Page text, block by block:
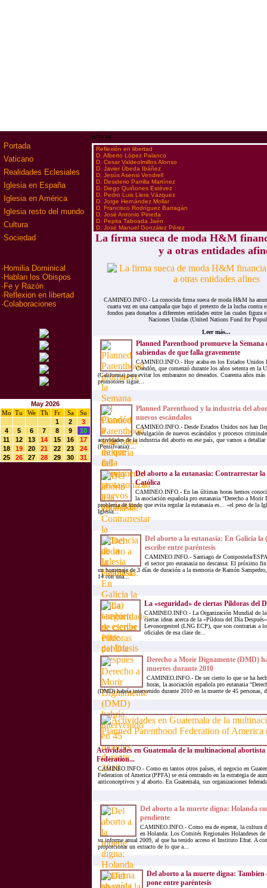
Portada
Vaticano
Realidades Eclesiales
Iglesia en España
Iglesia en América
Iglesia resto del mundo
Cultura
Sociedad
· Homilia Dominical
· Hablan los Obispos
· Fe y Razón
· Reflexion en libertad
·Colaboraciones
May 2026
Mo
Tu We Th Fr Sa
Su
1
2
3
4
5 6 7 8 9
10
11
12 13 14 15 16
17
18
19 20 21 22 23
24
25
26 27 28 29 30 31
www
·Reflexión en libertad
·D. Alberto López Palanco
·D. Cesar Valdeolmillos Alonso
·D. Javier Úbeda Ibáñez
·D. Jesús Asensi Vendrell
·D. Desiderio Parrilla Martínez
·D. Diego Quiñones Estévez
·D. Pedro Luis Llera Vázquez
·D. Jorge Hernández Mollar
·D. Francisco Rodríguez Barragán
·D. José Antonio Pineda
·D. Pepita Taboada Jaén
·D. José Manuel González Pérez
La firma sueca de moda H&M
y a otras entidades
CAMINEO.INFO.- La conocida firma sueca de moda H&M ha
cuarta vez en una campaña que bajo el pretexto de la lucha contra
fondos para donarlos a diferentes entidades entre las cuales figura
Naciones Unidas (United Nations Fund for
Leer más...
Planned Parenthood promueve la Semana
sabiendas de que falla gravemente
CAMINEO.INFO.- Hoy acaba en los Estados Unidos
Condón, que comenzó durante los años setenta en la
(California) para evitar los embarazos no deseados. Cuarenta años
promotores sigue...
Planned Parenthood y la industria del
nuevos escándalos
CAMINEO.INFO.- Desde Estados Unidos nos han
divulgación de nuevos escándalos y procesos
actividades de la industria del aborto en ese país, que vamos a
(Pensilvania):...
Del aborto a la eutanasia: Contrarrestar
Católica
CAMINEO.INFO.- En las últimas horas hemos
la asociación española pro eutanasia “Derecho a
problema de fondo que evita regular la eutanasia es... «el peso de la
Iglesia...
Del aborto a la eutanasia: En Galicia la
escribe entre paréntesis
CAMINEO.INFO.- Santiago de Compostela/
el sector pro eutanasia no descansa: El próximo fin
un homenaje de 3 días de duración a la memoria de Ramón
14 con una...
La «seguridad» de ciertas Píldoras del
CAMINEO.INFO.- La Organización Mundial de
ciertas ideas acerca de la «Píldora del Día
Levonorgestrel (LNG ECP), que son contrarias a lo
oficiales de esa clase de...
Derecho a Morir Dignamente (DMD)
muertes durante 2010
CAMINEO.INFO.- De ser cierto lo que se ha
horas, la asociación española pro eutanasia
(DMD) habría intervenido durante 2010 en la muerte de 45 personas,
Actividades en Guatemala de la multinacional
Federation...
CAMINEO.INFO.- Como en tantos otros países, el negocio en
Federation of America (PPFA) se está centrando en la estrategia de
anticonceptivos y al aborto. En Guatemala, sus organizaciones
Del aborto a la muerte digna: Holanda
pendiente
CAMINEO.INFO.- Como era de esperar, la cultura
en Holanda: Los Comités Regionales Holandeses de
su informe anual 2009, al que ha tenido acceso el Instituto Efrat. A
proporcionar un extracto de lo que a...
Del aborto a la muerte digna: Tambien
pone entre paréntesis